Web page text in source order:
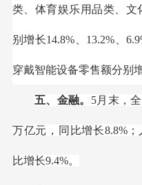
类、体育娱乐用品类、文
别增长14.8%、13.2%、
穿戴智能设备零售额分别
五、金融。 5月末，
万亿元，同比增长8.8%
比增长9.4%。